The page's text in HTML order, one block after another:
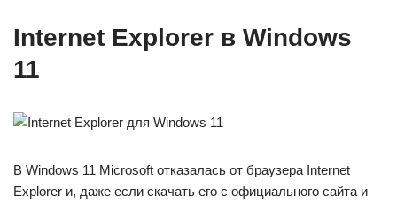
Internet Explorer в Windows
11
В Windows 11 Microsoft отказалась от браузера Internet
Explorer и, даже если скачать его с официального сайта и